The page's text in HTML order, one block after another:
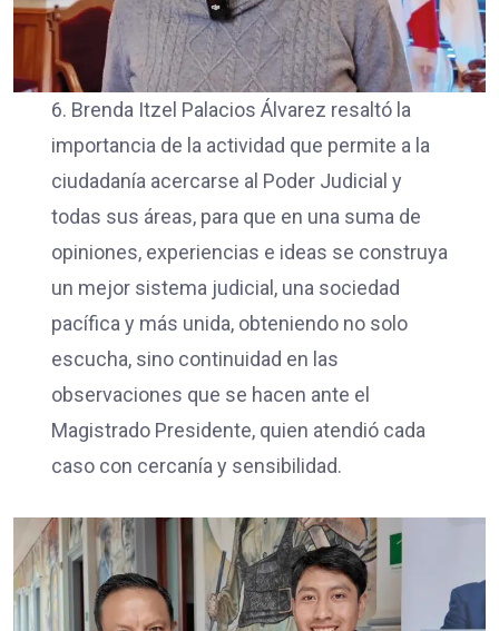
6. Brenda Itzel Palacios Álvarez resaltó la
importancia de la actividad que permite a la
ciudadanía acercarse al Poder Judicial y
todas sus áreas, para que en una suma de
opiniones, experiencias e ideas se construya
un mejor sistema judicial, una sociedad
pacífica y más unida, obteniendo no solo
escucha, sino continuidad en las
observaciones que se hacen ante el
Magistrado Presidente, quien atendió cada
caso con cercanía y sensibilidad.